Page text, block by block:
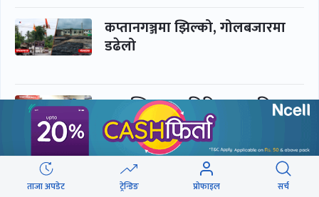
कप्तानगञ्जमा झिल्को, गोलबजारमा
डढेलो
आकस्मिक कक्ष चिकित्सकमाथि
हातपातको ‘हटस्पट’
नपढी ‘पास’, नपढाइ ‘गुणस्तर’
ताजा अपडेट ट्रेन्डिङ प्रोफाइल सर्च